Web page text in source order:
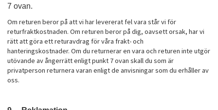
7 ovan.
Om returen beror på att vi har levererat fel vara står vi för
returfraktkostnaden. Om returen beror på dig, oavsett orsak, har vi
rätt att göra ett returavdrag för våra frakt- och
hanteringskostnader. Om du returnerar en vara och returen inte utgör
utövande av ångerrätt enligt punkt 7 ovan skall du som är
privatperson returnera varan enligt de anvisningar som du erhåller av
oss.